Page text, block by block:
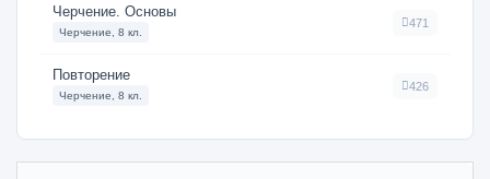
Черчение. Основы
Черчение, 8 кл.
471
Повторение
Черчение, 8 кл.
426